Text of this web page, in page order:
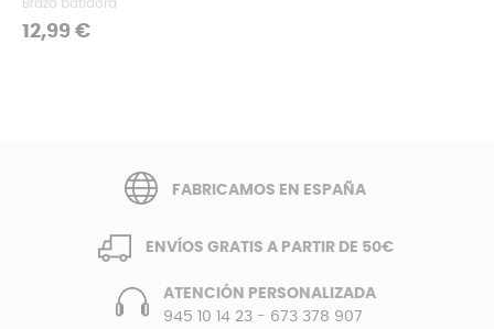
Brazo batidora
Precio
12,99 €
FABRICAMOS EN ESPAÑA
ENVÍOS GRATIS A PARTIR DE 50€
ATENCIÓN PERSONALIZADA
945 10 14 23- 673 378 907